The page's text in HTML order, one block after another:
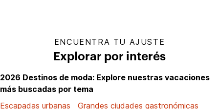
ENCUENTRA TU AJUSTE
Explorar por interés
2026 Destinos de moda: Explore nuestras vacaciones
más buscadas por tema
Escapadas urbanas
Grandes ciudades gastronómicas